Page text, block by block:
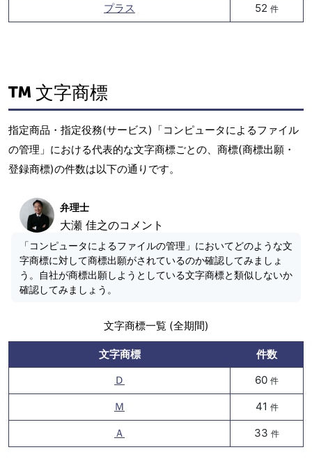
プラス 52 件
文字商標
指定商品・指定役務(サービス)「コンピュータによるファイル
の管理」における代表的な文字商標ごとの、商標(商標出願・
登録商標)の件数は以下の通りです。
弁理士
大瀬 佳之のコメント
「コンピュータによるファイルの管理」においてどのような文
字商標に対して商標出願がされているのか確認してみましょ
う。自社が商標出願しようとしている文字商標と類似しないか
確認してみましょう。
文字商標一覧 (全期間)
文字商標
件数
Ｄ
60 件
Ｍ 41 件
Ａ 33 件